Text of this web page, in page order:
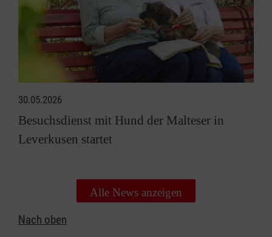
30.05.2026
Besuchsdienst mit Hund der Malteser in
Leverkusen startet
Alle News anzeigen
Nach oben